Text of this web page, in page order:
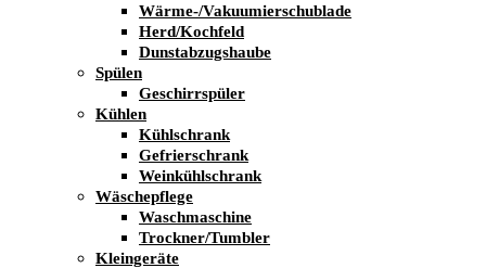
Wärme-/Vakuumierschublade
Herd/Kochfeld
Dunstabzugshaube
Spülen
Geschirrspüler
Kühlen
Kühlschrank
Gefrierschrank
Weinkühlschrank
Wäschepflege
Waschmaschine
Trockner/Tumbler
Kleingeräte